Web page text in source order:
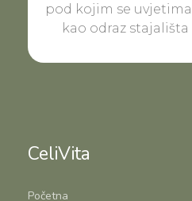
pod kojim se
kao odraz stajališta
CeliVita
Početna